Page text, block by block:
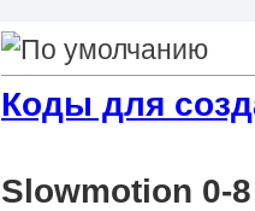
Коды для
Slowmotion 0-